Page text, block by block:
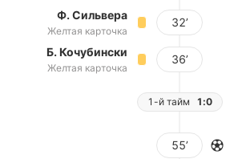
Ф. Сильвера
Желтая карточка
32’
Б. Кочубински
Желтая карточка
36’
1-й тайм 1:0
55’